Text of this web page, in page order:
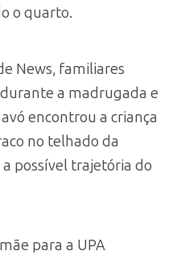
o quarto.
News, familiares
a madrugada e
encontrou a criança
no telhado da
possível trajetória do
para a UPA